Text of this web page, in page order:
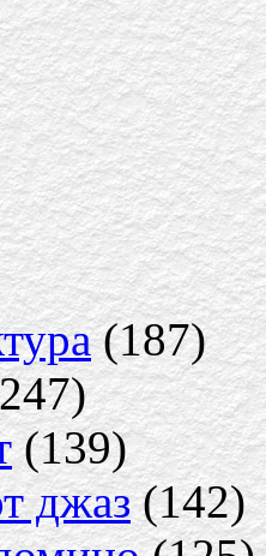
(187)
(139)
джаз(142)